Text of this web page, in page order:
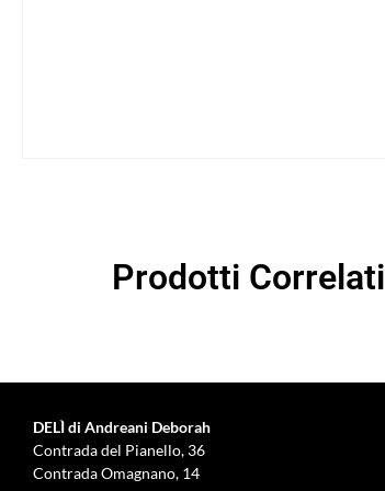
Prodotti Correlati
DELÌ di Andreani Deborah
Contrada del Pianello, 36
Contrada Omagnano, 14